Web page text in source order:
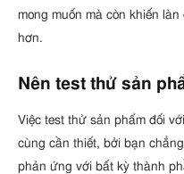
mong muốn mà còn khiến
hơn.
Nên test thử sản
Việc test thử sản phẩm đối
cùng cần thiết, bởi bạn
phản ứng với bất kỳ thành